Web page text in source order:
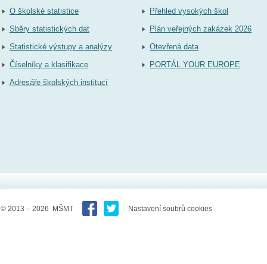
O školské statistice
Sběry statistických dat
Statistické výstupy a analýzy
Číselníky a klasifikace
Adresáře školských institucí
Přehled vysokých škol
Plán veřejných zakázek 2026
Otevřená data
PORTÁL YOUR EUROPE
© 2013 – 2026 MŠMT Nastavení soubrů cookies